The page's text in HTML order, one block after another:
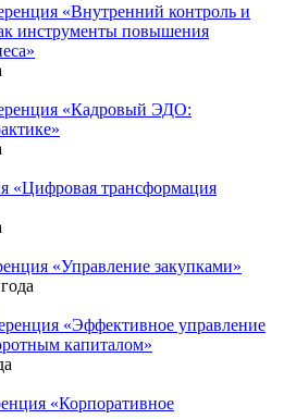
«Внутренний контроль и
инструменты повышения
«Кадровый ЭДО:
«Цифровая трансформация
«Управление закупками»
«Эффективное управление
капиталом»
«Корпоративное